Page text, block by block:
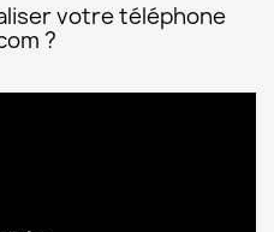
votre téléphone
?